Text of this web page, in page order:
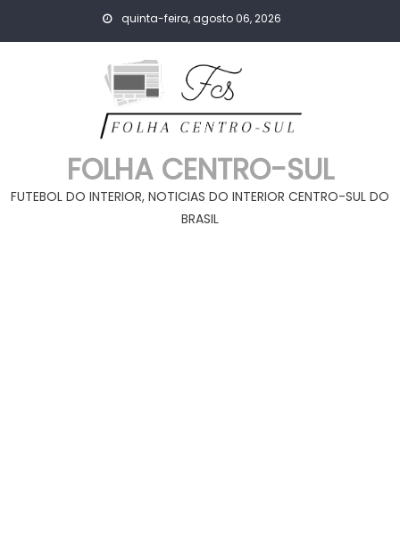
quinta-feira, agosto 06, 2026
FOLHA CENTRO-SUL
FUTEBOL DO INTERIOR, NOTICIAS DO INTERIOR CENTRO-SUL DO
BRASIL